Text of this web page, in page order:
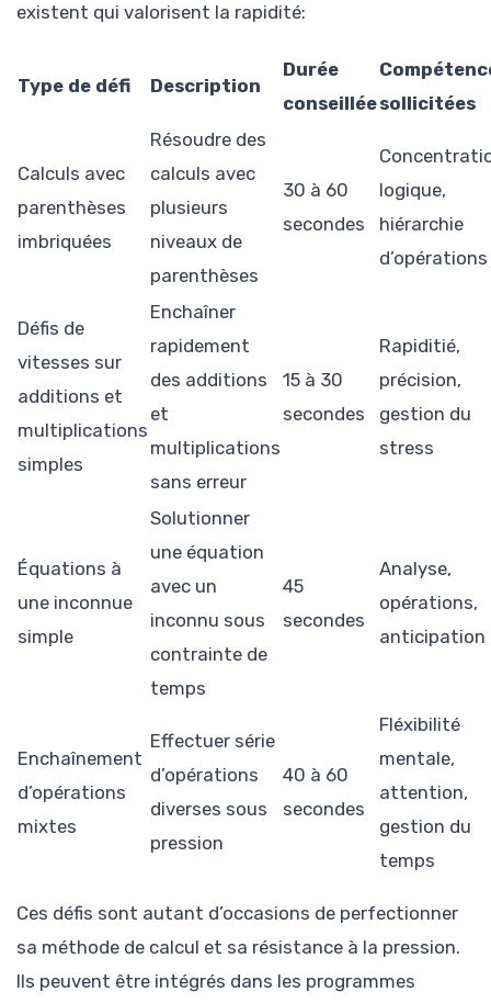
existent qui valorisent la rapidité:
Type de défi Description
Durée
conseilléesollicitées
Calculs avec
parenthèses
imbriquées
Résoudre des
calculs avec
plusieurs
niveaux de
parenthèses
30 à 60
secondes
logique,
hiérarchie
d’opérations
Défis de
vitesses sur
additions et
multiplications
simples
Enchaîner
rapidement
des additions
et
multiplications
sans erreur
15 à 30
secondes
Rapiditié,
précision,
gestion du
stress
Équations à
une inconnue
simple
Solutionner
une équation
avec un
inconnu sous
contrainte de
temps
45
secondes
Analyse,
opérations,
anticipation
Enchaînement
d’opérations
mixtes
Effectuer série
d’opérations
diverses sous
pression
40 à 60
secondes
Fléxibilité
mentale,
attention,
gestion du
temps
Ces défis sont autant d’occasions de perfectionner
sa méthode de calcul et sa résistance à la pression.
Ils peuvent être intégrés dans les programmes